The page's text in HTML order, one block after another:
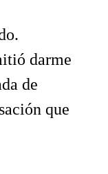
darme
de
que